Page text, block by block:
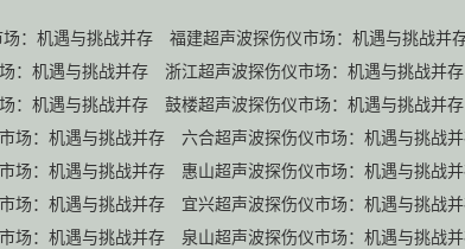
：机遇与挑战并存 福建超声波探伤仪市场：机遇与挑战并
：机遇与挑战并存 浙江超声波探伤仪市场：机遇与挑战并存
：机遇与挑战并存 鼓楼超声波探伤仪市场：机遇与挑战并存
场：机遇与挑战并存 六合超声波探伤仪市场：机遇与挑战
场：机遇与挑战并存 惠山超声波探伤仪市场：机遇与挑战
场：机遇与挑战并存 宜兴超声波探伤仪市场：机遇与挑战
场：机遇与挑战并存 泉山超声波探伤仪市场：机遇与挑战